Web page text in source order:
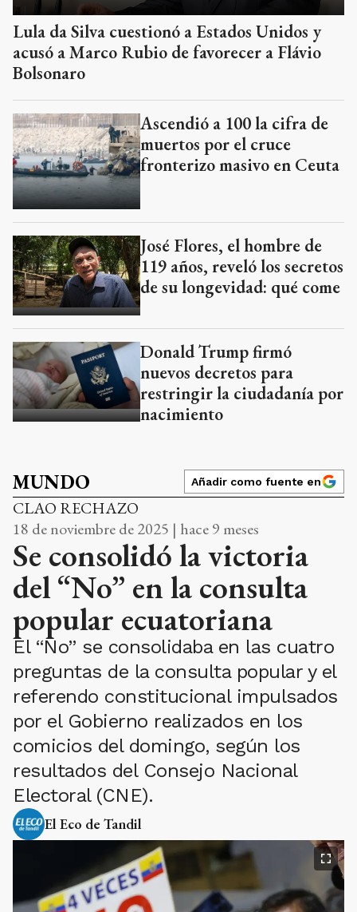
Lula da Silva cuestionó a Estados Unidos y
acusó a Marco Rubio de favorecer a Flávio
Bolsonaro
Ascendió a 100 la cifra de
muertos por el cruce
fronterizo masivo en Ceuta
José Flores, el hombre de
119 años, reveló los secretos
de su longevidad: qué come
Donald Trump firmó
nuevos decretos para
restringir la ciudadanía por
nacimiento
MUNDO Añadir como fuente en
CLAO RECHAZO
18 de noviembre de 2025 | hace 9 meses
Se consolidó la victoria
del “No” en la consulta
popular ecuatoriana
El “No” se consolidaba en las cuatro
preguntas de la consulta popular y el
referendo constitucional impulsados ​​
por el Gobierno realizados en los
comicios del domingo, según los
resultados del Consejo Nacional
Electoral (CNE).
El Eco de Tandil